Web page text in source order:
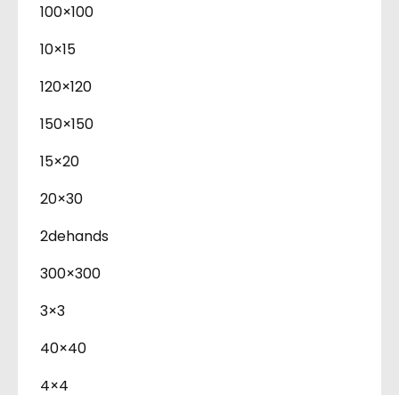
100×100
10×15
120×120
150×150
15×20
20×30
2dehands
300×300
3×3
40×40
4×4